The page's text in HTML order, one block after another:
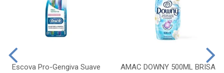
Escova Pro-Gengiva Suave
AMAC DOWNY 500ML BRISA